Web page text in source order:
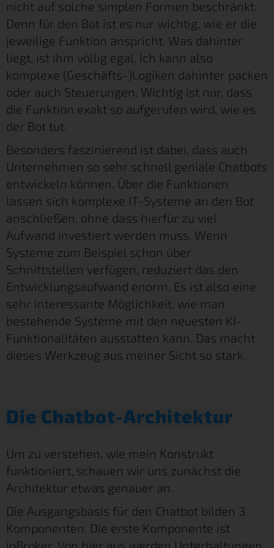
nicht auf solche simplen Formen beschränkt.
Denn für den Bot ist es nur wichtig, wie er die
jeweilige Funktion anspricht. Was dahinter
liegt, ist ihm völlig egal. Ich kann also
komplexe (Geschäfts-)Logiken dahinter packen
oder auch Steuerungen. Wichtig ist nur, dass
die Funktion exakt so aufgerufen wird, wie es
der Bot tut.
Besonders faszinierend ist dabei, dass auch
Unternehmen so sehr schnell geniale Chatbots
entwickeln können. Über die Funktionen
lassen sich komplexe IT-Systeme an den Bot
anschließen, ohne dass hierfür zu viel
Aufwand investiert werden muss. Wenn
Systeme zum Beispiel schon über
Schnittstellen verfügen, reduziert das den
Entwicklungsaufwand enorm. Es ist also eine
sehr interessante Möglichkeit, wie man
bestehende Systeme mit den neuesten KI-
Funktionalitäten ausstatten kann. Das macht
dieses Werkzeug aus meiner Sicht so stark.
Die Chatbot-Architektur
Um zu verstehen, wie mein Konstrukt
funktioniert, schauen wir uns zunächst die
Architektur etwas genauer an.
Die Ausgangsbasis für den Chatbot bilden 3
Komponenten. Die erste Komponente ist